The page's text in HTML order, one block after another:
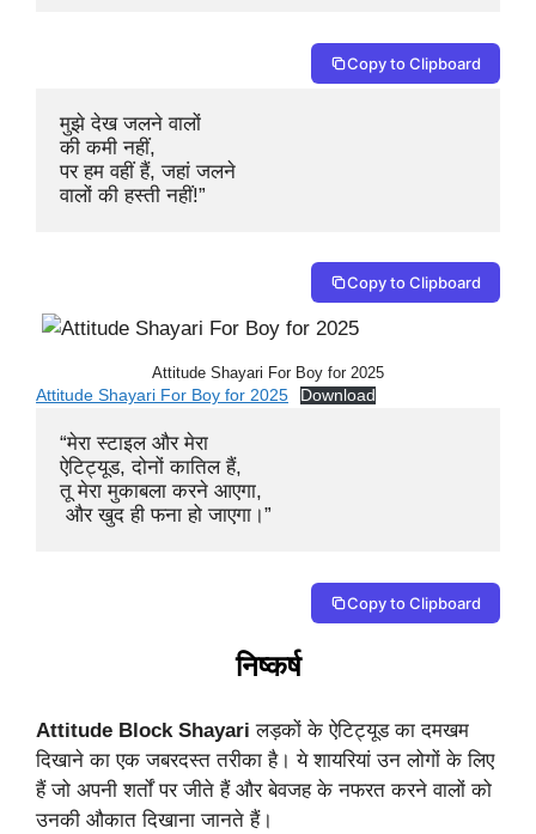
Copy to Clipboard
मुझे देख जलने वालों
की कमी नहीं,
पर हम वहीं हैं, जहां जलने
वालों की हस्ती नहीं!”
Copy to Clipboard
Attitude Shayari For Boy for 2025
Attitude Shayari For Boy for 2025
Download
“मेरा स्टाइल और मेरा
ऐटिट्यूड, दोनों कातिल हैं,
तू मेरा मुकाबला करने आएगा,
और खुद ही फना हो जाएगा।”
Copy to Clipboard
निष्कर्ष
Attitude Block Shayari लड़कों के ऐटिट्यूड का दमखम
दिखाने का एक जबरदस्त तरीका है। ये शायरियां उन लोगों के लिए
हैं जो अपनी शर्तों पर जीते हैं और बेवजह के नफरत करने वालों को
उनकी औकात दिखाना जानते हैं।